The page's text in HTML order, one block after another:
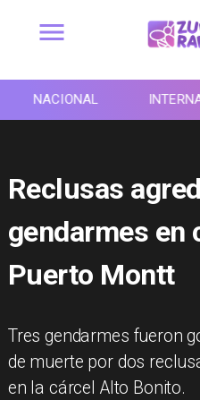
NACIONAL
Reclusas
gendarmes en
Puerto Montt
Tres gendarmes fueron
de muerte por dos
en la cárcel Alto Bonito.